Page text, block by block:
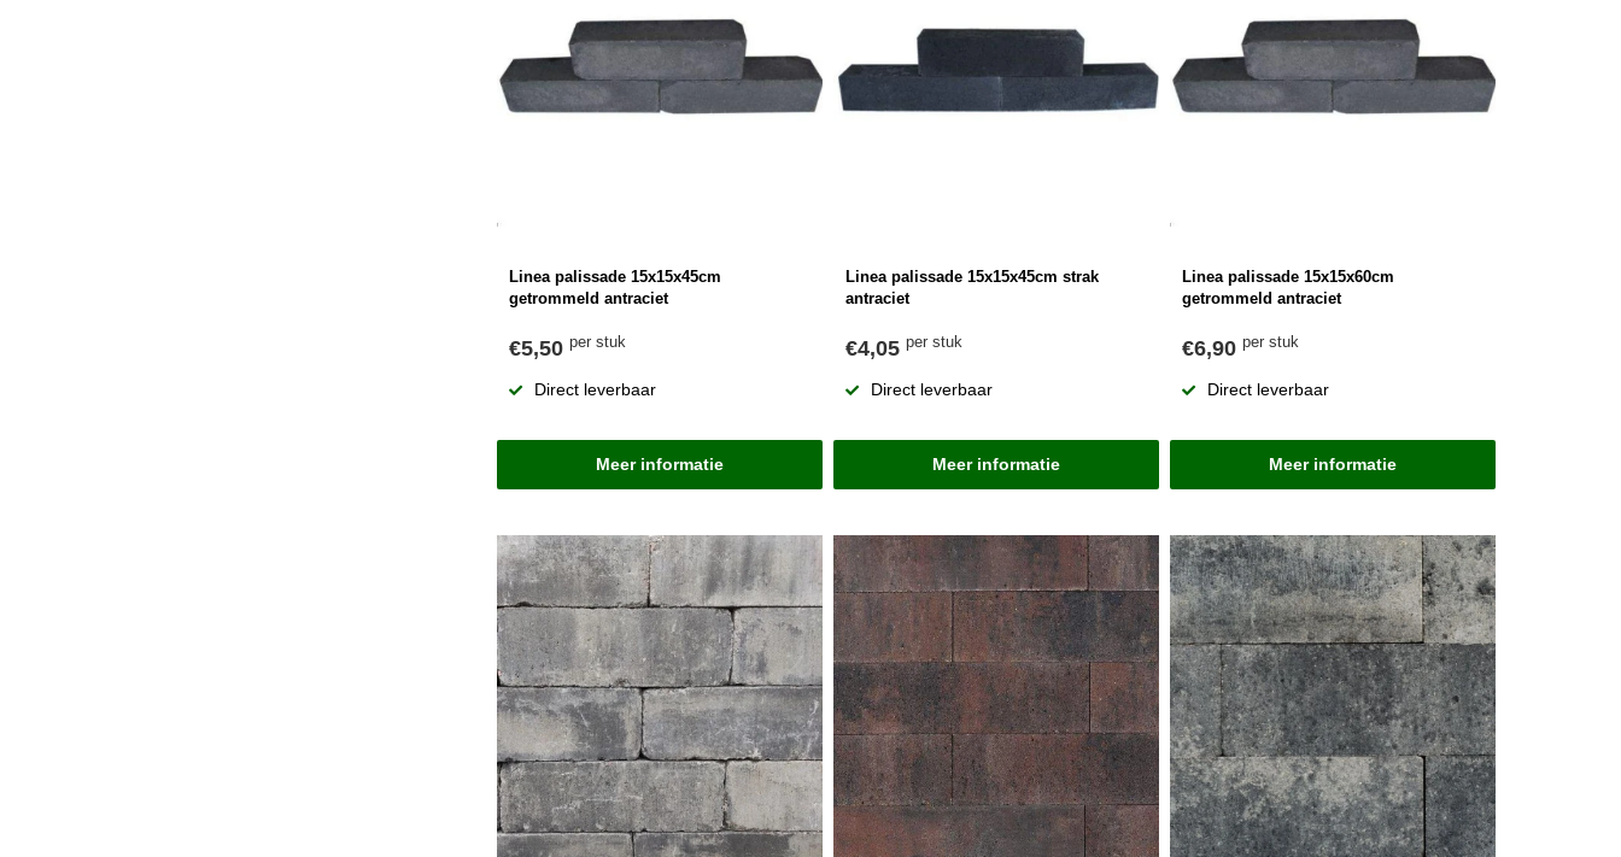
Linea palissade 15x15x45cm
getrommeld antraciet
€5,50 per stuk
Direct leverbaar
Meer informatie
Linea palissade 15x15x45cm strak
antraciet
€4,05 per stuk
Direct leverbaar
Meer informatie
Linea palissade 15x15x60cm
getrommeld antraciet
€6,90 per stuk
Direct leverbaar
Meer informatie